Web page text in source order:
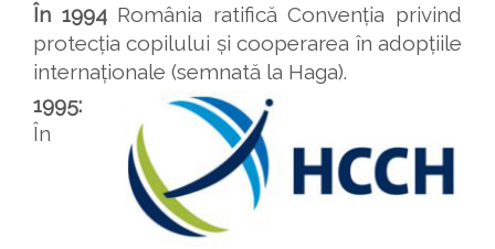
În 1994România ratifică Convenția privind
protecția copilului și cooperarea în adopțiile
internaționale (semnată la Haga).
1995:
În